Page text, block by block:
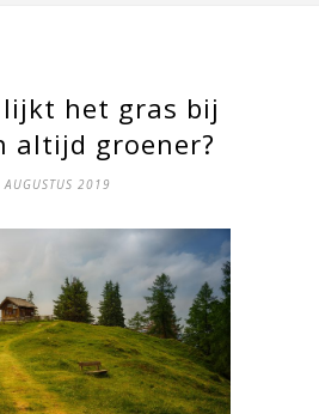
lijkt het gras bij
altijd groener?
AUGUSTUS 2019